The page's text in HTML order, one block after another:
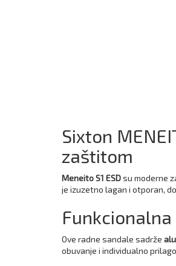
Sixton
zaštitom
Meneito S1 ESDsu moderne
je izuzetno lagan i otporan,
Ove radne sandale sadrže
obuvanje i individualno